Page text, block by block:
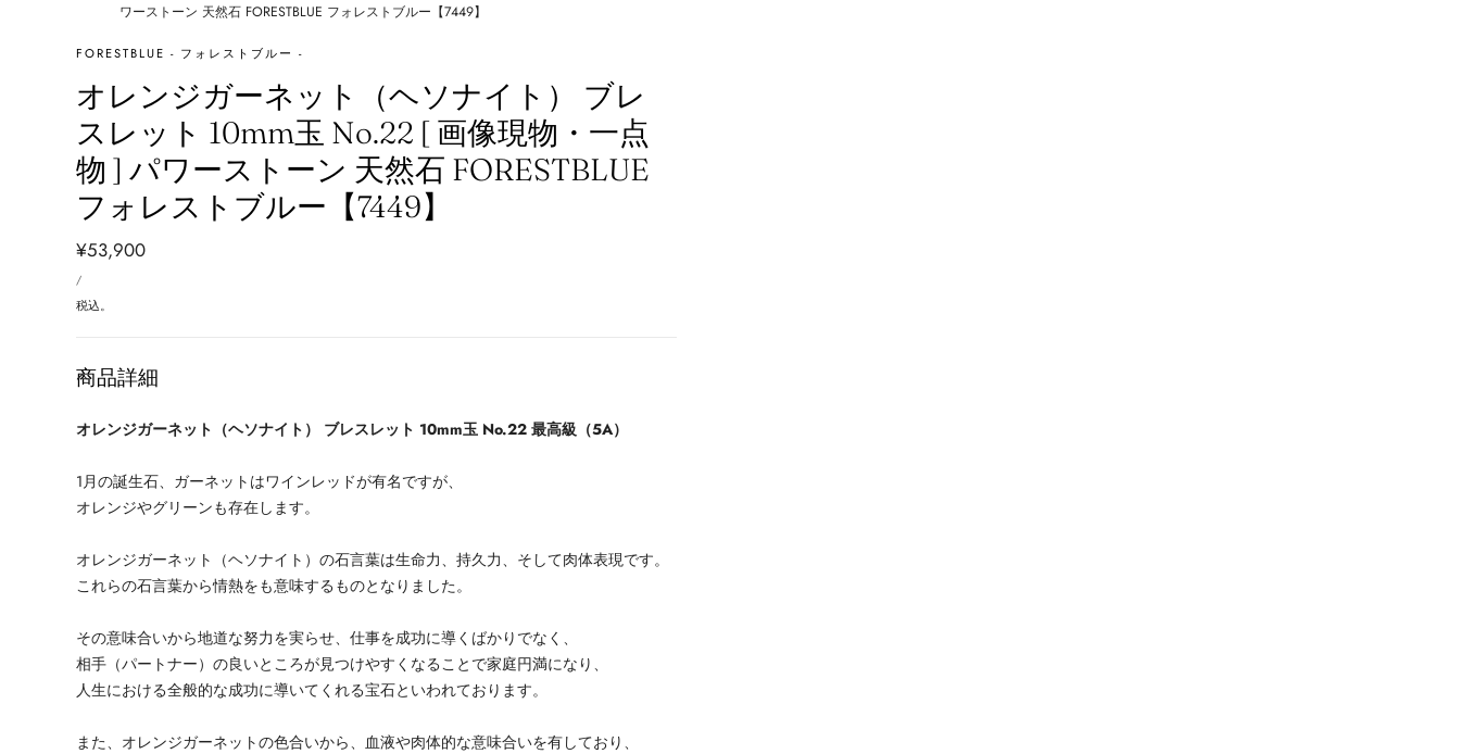
ワーストーン 天然石 FORESTBLUE フォレストブルー【7449】
FORESTBLUE - フォレストブルー -
オレンジガーネット（ヘソナイト） ブレ
スレット 10mm玉 No.22 [ 画像現物・一点
物 ] パワーストーン 天然石 FORESTBLUE
フォレストブルー【7449】
通
常
価
¥53,900
価/あ
り
税込。
商品詳細
オレンジガーネット（ヘソナイト） ブレスレット 10mm玉 No.22 最高級（5A）
1月の誕生石、ガーネットはワインレッドが有名ですが、
オレンジやグリーンも存在します。
オレンジガーネット（ヘソナイト）の石言葉は生命力、持久力、そして肉体表現です。
これらの石言葉から情熱をも意味するものとなりました。
その意味合いから地道な努力を実らせ、仕事を成功に導くばかりでなく、
相手（パートナー）の良いところが見つけやすくなることで家庭円満になり、
人生における全般的な成功に導いてくれる宝石といわれております。
また、オレンジガーネットの色合いから、血液や肉体的な意味合いを有しており、